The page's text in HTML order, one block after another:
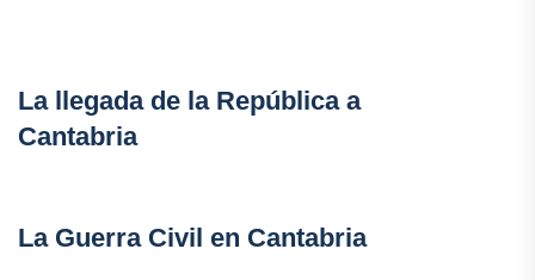
La llegada de la República a
Cantabria
La Guerra Civil en Cantabria